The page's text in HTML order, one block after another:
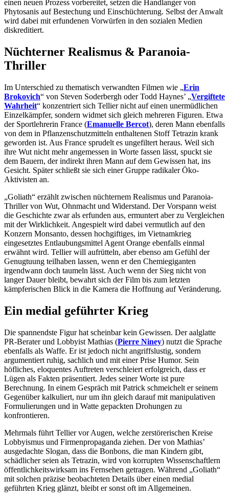
einen neuen Prozess vorbereitet, setzen die Handlanger von
Phytosanis auf Bestechung und Einschüchterung. Selbst der Anwalt
wird dabei mit erfundenen Vorwürfen in den sozialen Medien
diskreditiert.
Nüchterner Realismus & Paranoia-
Thriller
Im Unterschied zu thematisch verwandten Filmen wie „Erin
Brokovich“ von Steven Soderbergh oder Todd Haynes’ „Vergiftete
Wahrheit“ konzentriert sich Tellier nicht auf einen unermüdlichen
Einzelkämpfer, sondern widmet sich gleich mehreren Figuren. Etwa
der Sportlehrerin France (Emanuelle Bercot), deren Mann ebenfalls
von dem in Pflanzenschutzmitteln enthaltenen Stoff Tetrazin krank
geworden ist. Aus France sprudelt es ungefiltert heraus. Weil sich
ihre Wut nicht mehr angemessen in Worte fassen lässt, spuckt sie
dem Bauern, der indirekt ihren Mann auf dem Gewissen hat, ins
Gesicht. Später schließt sie sich einer Gruppe radikaler Öko-
Aktivisten an.
„Goliath“ erzählt zwischen nüchternem Realismus und Paranoia-
Thriller von Wut, Ohnmacht und Widerstand. Der Vorspann weist
die Geschichte zwar als erfunden aus, ermuntert aber zu Vergleichen
mit der Wirklichkeit. Angespielt wird dabei vermutlich auf den
Konzern Monsanto, dessen hochgiftiges, im Vietnamkrieg
eingesetztes Entlaubungsmittel Agent Orange ebenfalls einmal
erwähnt wird. Tellier will aufrütteln, aber ebenso am Gefühl der
Genugtuung teilhaben lassen, wenn er den Chemiegiganten
irgendwann doch taumeln lässt. Auch wenn der Sieg nicht von
langer Dauer bleibt, bewahrt sich der Film bis zum letzten
kämpferischen Blick in die Kamera die Hoffnung auf Veränderung.
Ein medial geführter Krieg
Die spannendste Figur hat scheinbar kein Gewissen. Der aalglatte
PR-Berater und Lobbyist Mathias (Pierre Niney) nutzt die Sprache
ebenfalls als Waffe. Er ist jedoch nicht angriffslustig, sondern
argumentiert ruhig, sachlich und mit einer Prise Humor. Sein
höfliches, eloquentes Auftreten verschleiert erfolgreich, dass er
Lügen als Fakten präsentiert. Jedes seiner Worte ist pure
Berechnung. In einem Gespräch mit Patrick schmeichelt er seinem
Gegenüber kalkuliert, nur um ihn gleich darauf mit manipulativen
Formulierungen und in Watte gepackten Drohungen zu
konfrontieren.
Mehrmals führt Tellier vor Augen, welche zerstörerischen Kreise
Lobbyismus und Firmenpropaganda ziehen. Der von Mathias’
ausgedachte Slogan, dass die Bonbons, die man Kindern gibt,
schädlicher seien als Tetrazin, wird von korrupten Wissenschaftlern
öffentlichkeitswirksam ins Fernsehen getragen. Während „Goliath“
mit solchen präzise beobachteten Details über einen medial
geführten Krieg glänzt, bleibt er sonst oft im Allgemeinen.